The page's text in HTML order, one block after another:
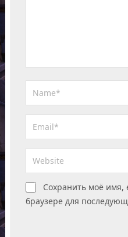
Сохранить моё имя,
браузере для